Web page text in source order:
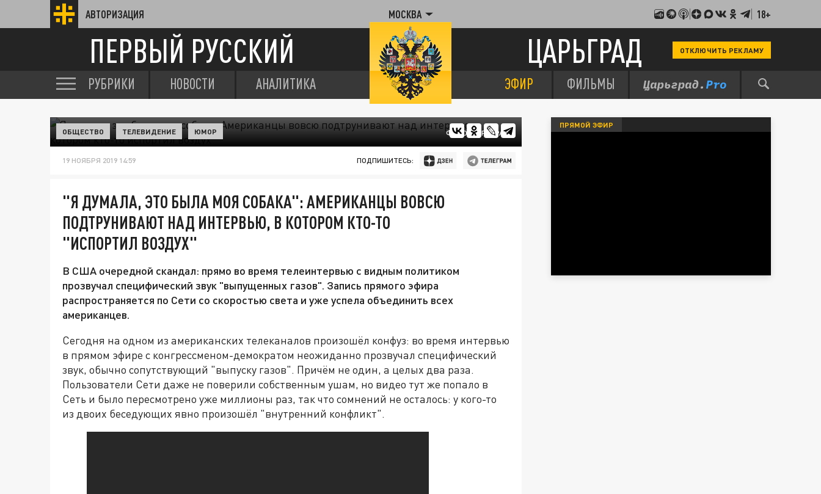
АВТОРИЗАЦИЯ МОСКВА 18+
ПЕРВЫЙ РУССКИЙ ЦАРЬГРАД ОТКЛЮЧИТЬ РЕКЛАМУ
РУБРИКИ НОВОСТИ АНАЛИТИКА ЭФИР ФИЛЬМЫ
ФОТО: ЦАРЬГРАД
ОБЩЕСТВО ТЕЛЕВИДЕНИЕ ЮМОР
19 НОЯБРЯ 2019 14:59 ПОДПИШИТЕСЬ:
"Я ДУМАЛА, ЭТО БЫЛА МОЯ СОБАКА": АМЕРИКАНЦЫ ВОВСЮ
ПОДТРУНИВАЮТ НАД ИНТЕРВЬЮ, В КОТОРОМ КТО-ТО
"ИСПОРТИЛ ВОЗДУХ"
В США очередной скандал: прямо во время телеинтервью с видным политиком
прозвучал специфический звук "выпущенных газов". Запись прямого эфира
распространяется по Сети со скоростью света и уже успела объединить всех
американцев.
Сегодня на одном из американских телеканалов произошёл конфуз: во время интервью
в прямом эфире с конгрессменом-демократом неожиданно прозвучал специфический
звук, обычно сопутствующий "выпуску газов". Причём не один, а целых два раза.
Пользователи Сети даже не поверили собственным ушам, но видео тут же попало в
Сеть и было пересмотрено уже миллионы раз, так что сомнений не осталось: у кого-то
из двоих беседующих явно произошёл "внутренний конфликт".
ПРЯМОЙ ЭФИР